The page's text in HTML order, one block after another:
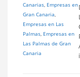
Canarias, Empresas en
Gran Canaria,
Empresas en Las
Palmas, Empresas en
Las Palmas de Gran
Canaria